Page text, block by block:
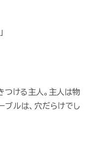
つける主人。主人は物
ブルは、穴だらけでし